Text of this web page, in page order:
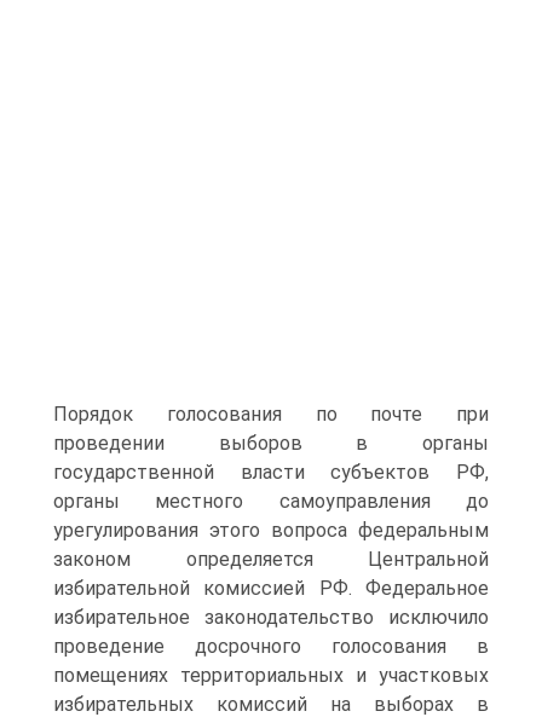
Порядок голосования по почте при
проведении выборов в органы
государственной власти субъектов РФ,
органы местного самоуправления до
урегулирования этого вопроса федеральным
законом определяется Центральной
избирательной комиссией РФ. Федеральное
избирательное законодательство исключило
проведение досрочного голосования в
помещениях территориальных и участковых
избирательных комиссий на выборах в